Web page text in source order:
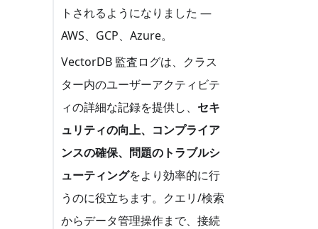
トされるようになりました —
AWS、GCP、Azure。
VectorDB 監査ログは、クラス
ター内のユーザーアクティビテ
ィの詳細な記録を提供し、 セキ
ュリティの向上、コンプライア
ンスの確保、問題のトラブルシ
ューティングをより効率的に行
うのに役立ちます。クエリ/検索
からデータ管理操作まで、接続